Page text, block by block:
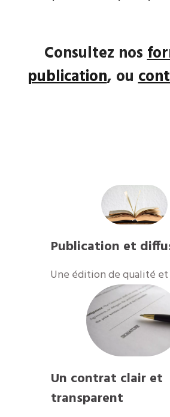
Consultez nos
publication, ou
Publication et
​Une édition de qualité
Un contrat clair et
transparent